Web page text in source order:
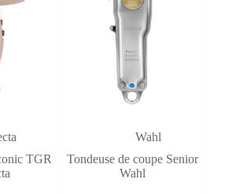
TGR
Wahl
Tondeuse de coupe Senior
Wahl